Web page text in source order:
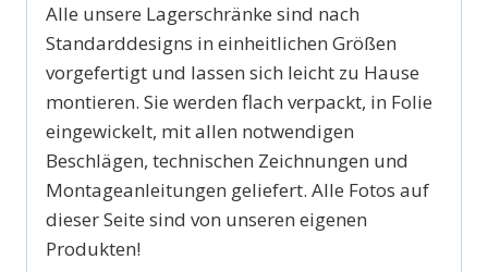
Alle unsere Lagerschränke sind nach
Standarddesigns in einheitlichen Größen
vorgefertigt und lassen sich leicht zu Hause
montieren. Sie werden flach verpackt, in Folie
eingewickelt, mit allen notwendigen
Beschlägen, technischen Zeichnungen und
Montageanleitungen geliefert. Alle Fotos auf
dieser Seite sind von unseren eigenen
Produkten!